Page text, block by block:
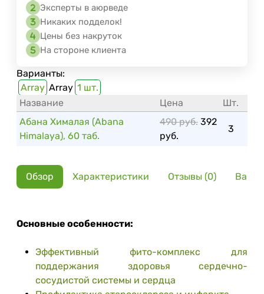
Эксперты в аюрведе
Никаких подделок!
Цены без накруток
На стороне клиента
Варианты:
Array Array 1 шт.
Название
Цена
Шт.
Абана Хималая (Abana
Himalaya), 60 таб.
490 руб. 392
руб.
3
Обзор Характеристики Отзывы (0)
Основные особенности:
Эффективный фито-комплекс для
поддержания здоровья сердечно-
сосудистой системы и сердца